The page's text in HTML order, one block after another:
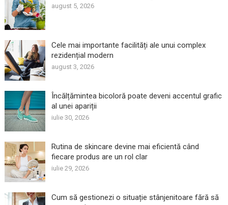
august 5, 2026
Cele mai importante facilități ale unui complex
rezidențial modern
august 3, 2026
Încălțămintea bicoloră poate deveni accentul grafic
al unei apariții
iulie 30, 2026
Rutina de skincare devine mai eficientă când
fiecare produs are un rol clar
iulie 29, 2026
Cum să gestionezi o situație stânjenitoare fără să